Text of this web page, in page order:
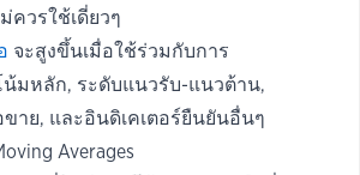
ควรใช้เดี่ยวๆ
จะสูงขึ้นเมื่อใช้ร่วมกับการ
น้มหลัก, ระดับแนวรับ-แนวต้าน,
าย, และอินดิเคเตอร์ยืนยันอื่นๆ
Averages